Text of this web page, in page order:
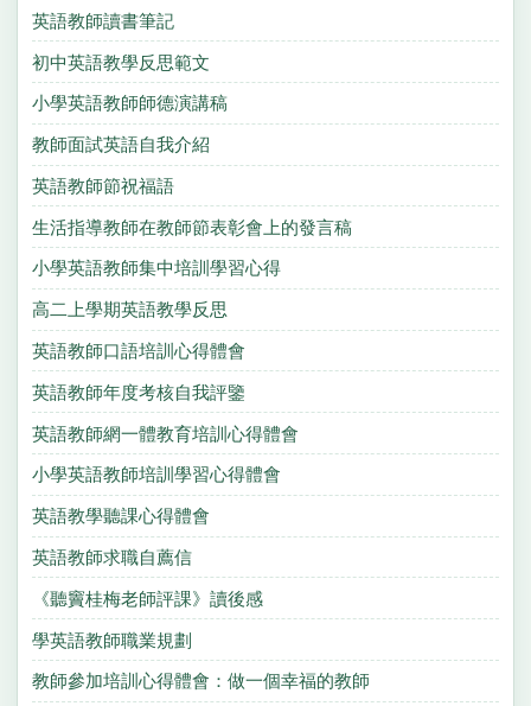
英語教師讀書筆記
初中英語教學反思範文
小學英語教師師德演講稿
教師面試英語自我介紹
英語教師節祝福語
生活指導教師在教師節表彰會上的發言稿
小學英語教師集中培訓學習心得
高二上學期英語教學反思
英語教師口語培訓心得體會
英語教師年度考核自我評鑒
英語教師網一體教育培訓心得體會
小學英語教師培訓學習心得體會
英語教學聽課心得體會
英語教師求職自薦信
《聽竇桂梅老師評課》讀後感
學英語教師職業規劃
教師參加培訓心得體會：做一個幸福的教師